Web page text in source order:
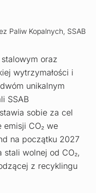
Paliw Kopalnych, SSAB
oraz
wytrzymałości i
unikalnym
SSAB
sobie za cel
emisji CO₂ we
na początku 2027
wolnej od CO₂,
z recyklingu